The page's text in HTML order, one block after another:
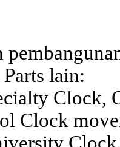
lain:
Clock,
Clock